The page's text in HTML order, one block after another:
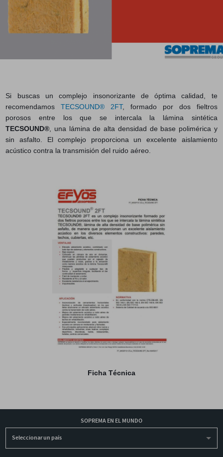
Si buscas un complejo insonorizante de óptima calidad, te
recomendamosTECSOUND® 2FT, formado por dos fieltros
porosos entre los que se intercala la lámina sintética
TECSOUND® , una lámina de alta densidad de base polimérica y
sin asfalto. El complejo proporciona un excelente aislamiento
acústico contra la transmisión del ruido aéreo.
Ficha Técnica
SOPREMA EN EL MUNDO
Seleccionar un país